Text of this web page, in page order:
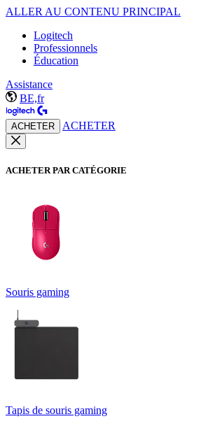
ALLER AU CONTENU PRINCIPAL
Logitech
Professionnels
Éducation
Assistance
BE,fr
ACHETER ACHETER
ACHETER PAR CATÉGORIE
Souris gaming
Tapis de souris gaming